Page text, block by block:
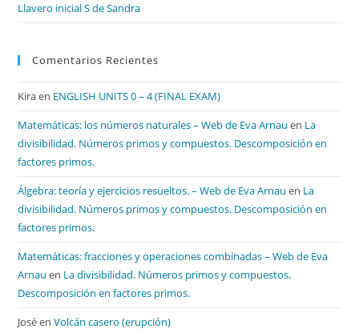
Llavero inicial S de Sandra
Comentarios Recientes
Kiraen ENGLISH UNITS 0 – 4 (FINAL EXAM)
Matemáticas: los números naturales – Web de Eva Arnau en La
divisibilidad. Números primos y compuestos. Descomposición en
factores primos.
Álgebra: teoría y ejercicios resueltos. – Web de Eva Arnau en La
divisibilidad. Números primos y compuestos. Descomposición en
factores primos.
Matemáticas: fracciones y operaciones combinadas – Web de Eva
Arnau en La divisibilidad. Números primos y compuestos.
Descomposición en factores primos.
JoséenVolcán casero (erupción)